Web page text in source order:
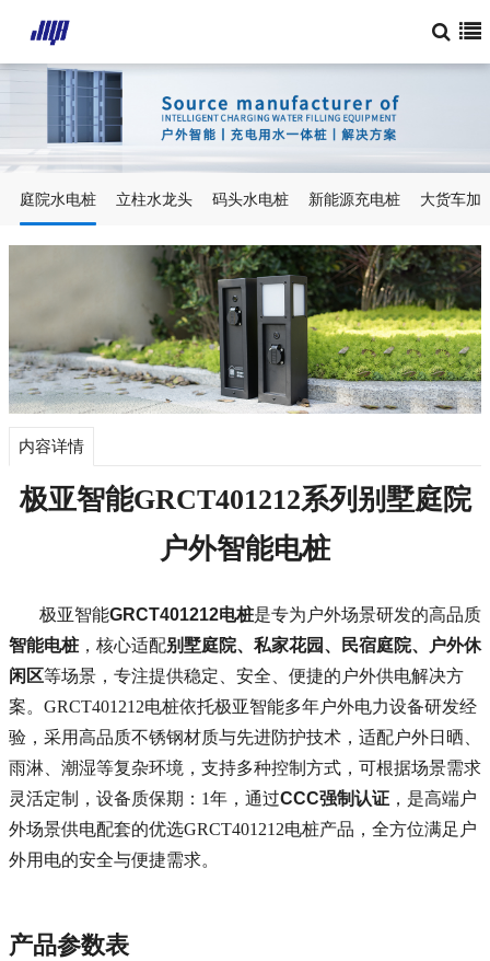
庭院水电桩 立柱水龙头 码头水电桩 新能源充电桩 大货车加
内容详情
极亚智能GRCT401212系列别墅庭院
户外智能电桩
极亚智能GRCT401212电桩是专为户外场景研发的高品质
智能电桩，核心适配别墅庭院、私家花园、民宿庭院、户外休
闲区等场景，专注提供稳定、安全、便捷的户外供电解决方
案。GRCT401212电桩依托极亚智能多年户外电力设备研发经
验，采用高品质不锈钢材质与先进防护技术，适配户外日晒、
雨淋、潮湿等复杂环境，支持多种控制方式，可根据场景需求
灵活定制，设备质保期：1年，通过CCC强制认证 ，是高端户
外场景供电配套的优选GRCT401212电桩产品，全方位满足户
外用电的安全与便捷需求。
产品参数表